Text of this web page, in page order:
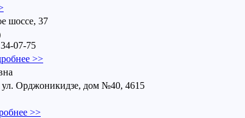
шоссе, 37
07-75
>>
ул. Орджоникидзе, дом №40, 4615
>>